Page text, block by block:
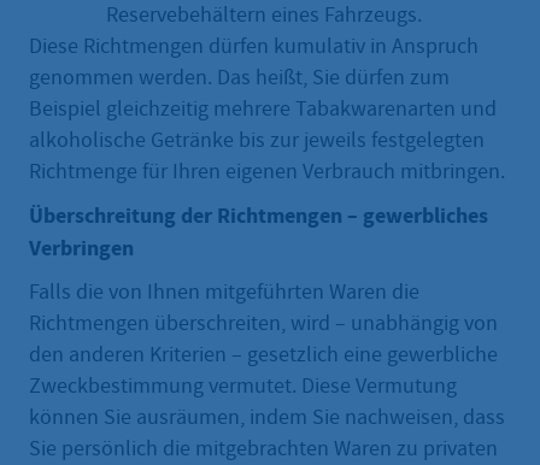
Reservebehältern eines Fahrzeugs.
Diese Richtmengen dürfen kumulativ in Anspruch
genommen werden. Das heißt, Sie dürfen zum
Beispiel gleichzeitig mehrere Tabakwarenarten und
alkoholische Getränke bis zur jeweils festgelegten
Richtmenge für Ihren eigenen Verbrauch mitbringen.
Überschreitung der Richtmengen – gewerbliches
Verbringen
Falls die von Ihnen mitgeführten Waren die
Richtmengen überschreiten, wird – unabhängig von
den anderen Kriterien – gesetzlich eine gewerbliche
Zweckbestimmung vermutet. Diese Vermutung
können Sie ausräumen, indem Sie nachweisen, dass
Sie persönlich die mitgebrachten Waren zu privaten